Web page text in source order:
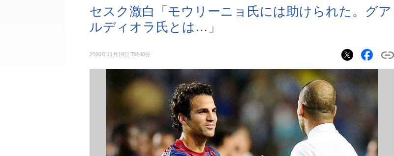
セスク激白「モウリーニョ氏には助けられた。グア
ルディオラ氏とは…」
2020年11月19日 7時40分